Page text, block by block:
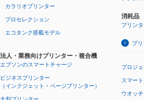
カラリオプリンター
プロセレクション
エコタンク搭載モデル
法人・業務向けプリンター・複合機
エプソンのスマートチャージ
ビジネスプリンター
（インクジェット・ページプリンター）
消耗品
プリン
プ
プロジ
スマー
ウオッ